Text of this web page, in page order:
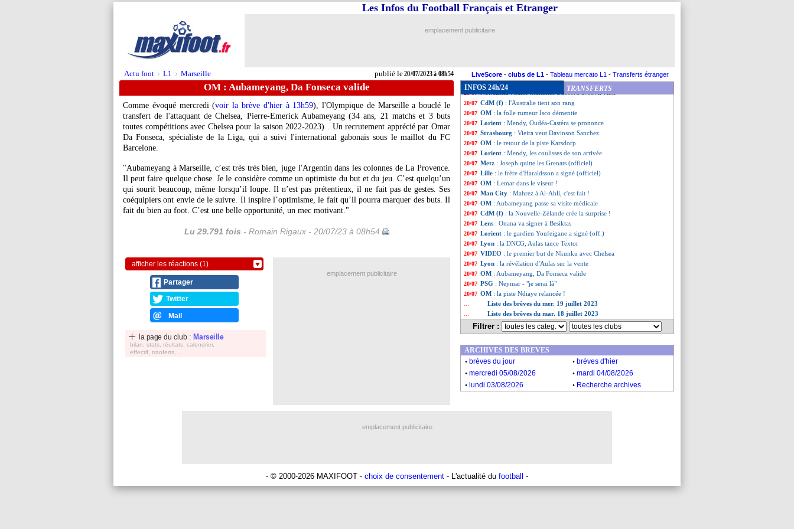
Actu foot > L1 > Marseille publié le20/07/2023 à 08h54
Les Infos du Football Français et Etranger
emplacement publicitaire
LiveScore - clubs de L1 - Tableau mercato L1 - Transferts étranger
OM : Aubameyang, Da Fonseca valide
Comme évoqué mercredi (voir la brève d'hier à 13h59), l'Olympique de Marseille a bouclé le
transfert de l'attaquant de Chelsea, Pierre-Emerick Aubameyang(34 ans, 21 matchs et 3 buts
toutes compétitions avec Chelsea pour la saison 2022-2023) . Un recrutement apprécié par Omar
Da Fonseca, spécialiste de la Liga, qui a suivi l'international gabonais sous le maillot du FC
Barcelone.
"Aubameyang à Marseille, c’est très très bien, juge l'Argentin dans les colonnes de La Provence.
Il peut faire quelque chose. Je le considère comme un optimiste du but et du jeu. C’est quelqu’un
qui sourit beaucoup, même lorsqu’il loupe. Il n’est pas prétentieux, il ne fait pas de gestes. Ses
coéquipiers ont envie de le suivre. Il inspire l’optimisme, le fait qu’il pourra marquer des buts. Il
fait du bien au foot. C’est une belle opportunité, un mec motivant."
Lu 29.791 fois - Romain Rigaux - 20/07/23 à 08h54
afficher les réactions (1)
Partager
Twitter
Mail
la page du club : Marseille
bilan, stats, réultats, calendrier,
effectif, tranferts, ...
INFOS 24h/24 TRANSFERTS
20/07 TFC: Rennes cible Desler
20/07 OM: au moins 6 recrues encore attendues
20/07 Lens
20/07 Nantes: les discussions ont repris avec Girotto
20/07 Man Utd: Fernandes nouveau capitaine
: Saint-Maximin d'accord avec Al-Ahli
20/07 CdM (f) : l'Australie tient son rang
20/07 OM : la folle rumeur Isco démentie
20/07 Lorient : Mendy, Oudéa-Castéra se prononce
20/07 Strasbourg : Vieira veut Davinson Sanchez
20/07 OM : le retour de la piste Karsdorp
20/07 Lorient : Mendy, les coulisses de son arrivée
20/07 Metz : Joseph quitte les Grenats (officiel)
20/07 Lille : le frère d'Haraldsson a signé (officiel)
20/07 OM : Lemar dans le viseur !
20/07 Man City : Mahrez à Al-Ahli, c'est fait !
20/07 OM : Aubameyang passe sa visite médicale
20/07 CdM (f) : la Nouvelle-Zélande crée la surprise !
20/07 Lens : Onana va signer à Besiktas
20/07 Lorient : le gardien Youfeigane a signé (off.)
20/07 Lyon : la DNCG, Aulas tance Textor
20/07 VIDEO : le premier but de Nkunku avec Chelsea
20/07 Lyon : la révélation d'Aulas sur la vente
20/07 OM : Aubameyang, Da Fonseca valide
20/07 PSG : Neymar - "je serai là"
20/07 OM : la piste Ndiaye relancée !
Liste des brèves du mer. 19 juillet 2023
Liste des brèves du mar. 18 juillet 2023
Filtrer :
emplacement publicitaire
ARCHIVES DES BREVES
. brèves du jour . brèves d'hier
. mercredi 05/08/2026 . mardi 04/08/2026
. lundi 03/08/2026 . Recherche archives
emplacement publicitaire
- © 2000-2026 MAXIFOOT - choix de consentement - L'actualité du football -